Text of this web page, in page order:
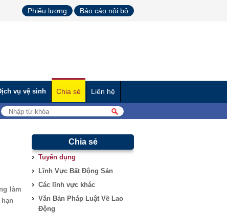
Phiếu lương Báo cáo nội bộ
vụ vệ sinh Chia sẻ Liên hệ
làm
Chia sẻ
Tuyển dụng
Lĩnh Vực Bất Động Sản
Các lĩnh vực khác
Văn Bản Pháp Luật Về Lao
Động